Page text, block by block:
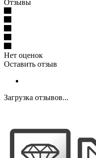
Отзывы
Нет оценок
Оставить отзыв
Загрузка отзывов...